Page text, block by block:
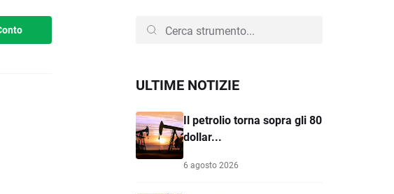
ULTIME NOTIZIE
Il petrolio torna sopra gli 80
dollar...
6 agosto 2026